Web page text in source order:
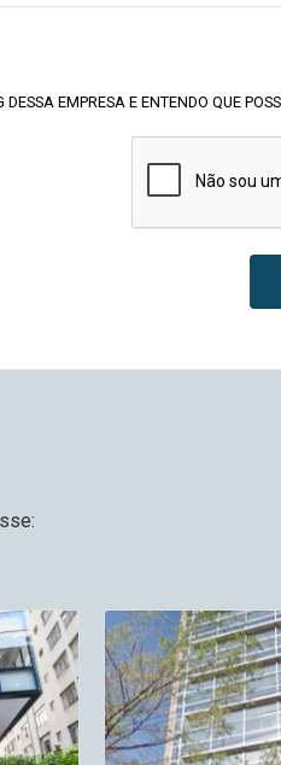
EMPRESA E ENTENDO QUE